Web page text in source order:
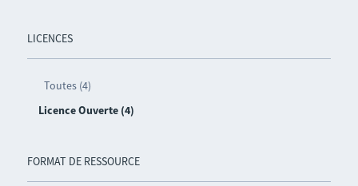
LICENCES
Toutes (4)
Licence Ouverte (4)
FORMAT DE RESSOURCE